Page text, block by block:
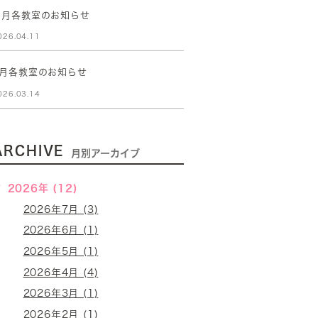
月各教室のお知らせ
各教室のお知らせ
月別アーカイブ
2026年 (12)
2026年7月 (3)
2026年6月 (1)
2026年5月 (1)
2026年4月 (4)
2026年3月 (1)
2026年2月 (1)